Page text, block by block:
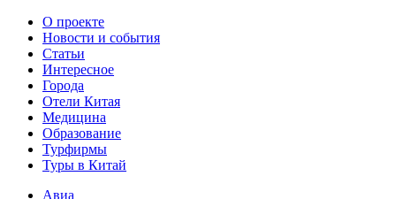
О проекте
Новости и события
Статьи
Интересное
Города
Отели Китая
Медицина
Образование
Турфирмы
Туры в Китай
Авиа